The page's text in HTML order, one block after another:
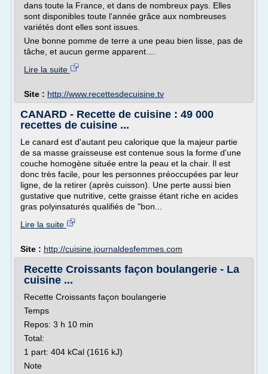
dans toute la France, et dans de nombreux pays. Elles
sont disponibles toute l'année grâce aux nombreuses
variétés dont elles sont issues.
Une bonne pomme de terre a une peau bien lisse, pas de
tâche, et aucun germe apparent....
Lire la suite
Site : http://www.recettesdecuisine.tv
CANARD - Recette de cuisine : 49 000
recettes de cuisine ...
Le canard est d'autant peu calorique que la majeur partie
de sa masse graisseuse est contenue sous la forme d'une
couche homogène située entre la peau et la chair. Il est
donc très facile, pour les personnes préoccupées par leur
ligne, de la retirer (après cuisson). Une perte aussi bien
gustative que nutritive, cette graisse étant riche en acides
gras polyinsaturés qualifiés de "bon...
Lire la suite
Site : http://cuisine.journaldesfemmes.com
Recette Croissants façon boulangerie - La
cuisine ...
Recette Croissants façon boulangerie
Temps
Repos: 3 h 10 min
Total:
1 part: 404 kCal (1616 kJ)
Note